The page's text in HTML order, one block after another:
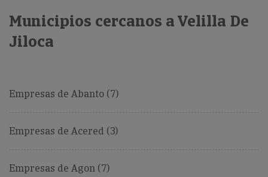
Municipios cercanos a Velilla De
Jiloca
Empresas de Abanto (7)
Empresas de Acered (3)
Empresas de Agon (7)